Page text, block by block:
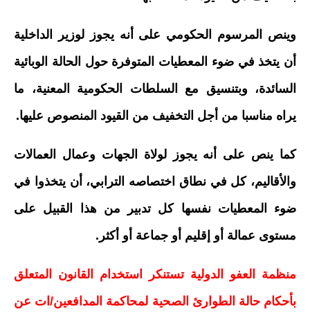
وينص المرسوم الحكومي على أنه يجوز لوزير الداخلية
أن يتخذ في ضوء المعطيات المتوفرة حول الحالة الوبائية
السائدة، وبتنسيق مع السلطات الحكومية المعنية، ما
يراه مناسبا من أجل التخفيف من القيود المنصوص عليها.
كما ينص على أنه يجوز لولاة الجهات وعمال العمالات
والأقاليم، كل في نطاق اختصاصه الترابي، أن يتخذوا في
ضوء المعطيات نفسها كل تدبير من هذا القبيل على
مستوى عمالة أو إقليم أو جماعة أو أكثر.
منظمة العفو الدولية تستنكر استخدام القانون المتعلق
بأحكام حالة الطوارئ الصحية لمحاكمة المدافعين/ات عن